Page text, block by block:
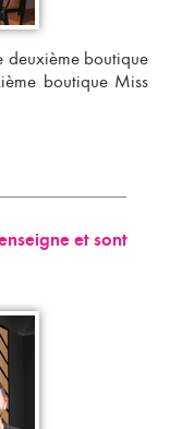
deuxième boutique
boutique Miss
et sont